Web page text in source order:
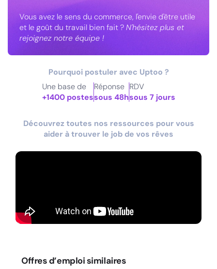
Vous avez le sens du commerce, l'envie d'être utile
et le goût du travail bien fait ?N'hésitez plus et
rejoignez notre équipe !
Pourquoi postuler avec Uptoo ?
Une base de
+1400 postes
Réponse
sous 48h
RDV
sous 7 jours
Découvrez toutes nos ressources pour vous
aider à trouver le job de vos rêves
Offres d’emploi similaires